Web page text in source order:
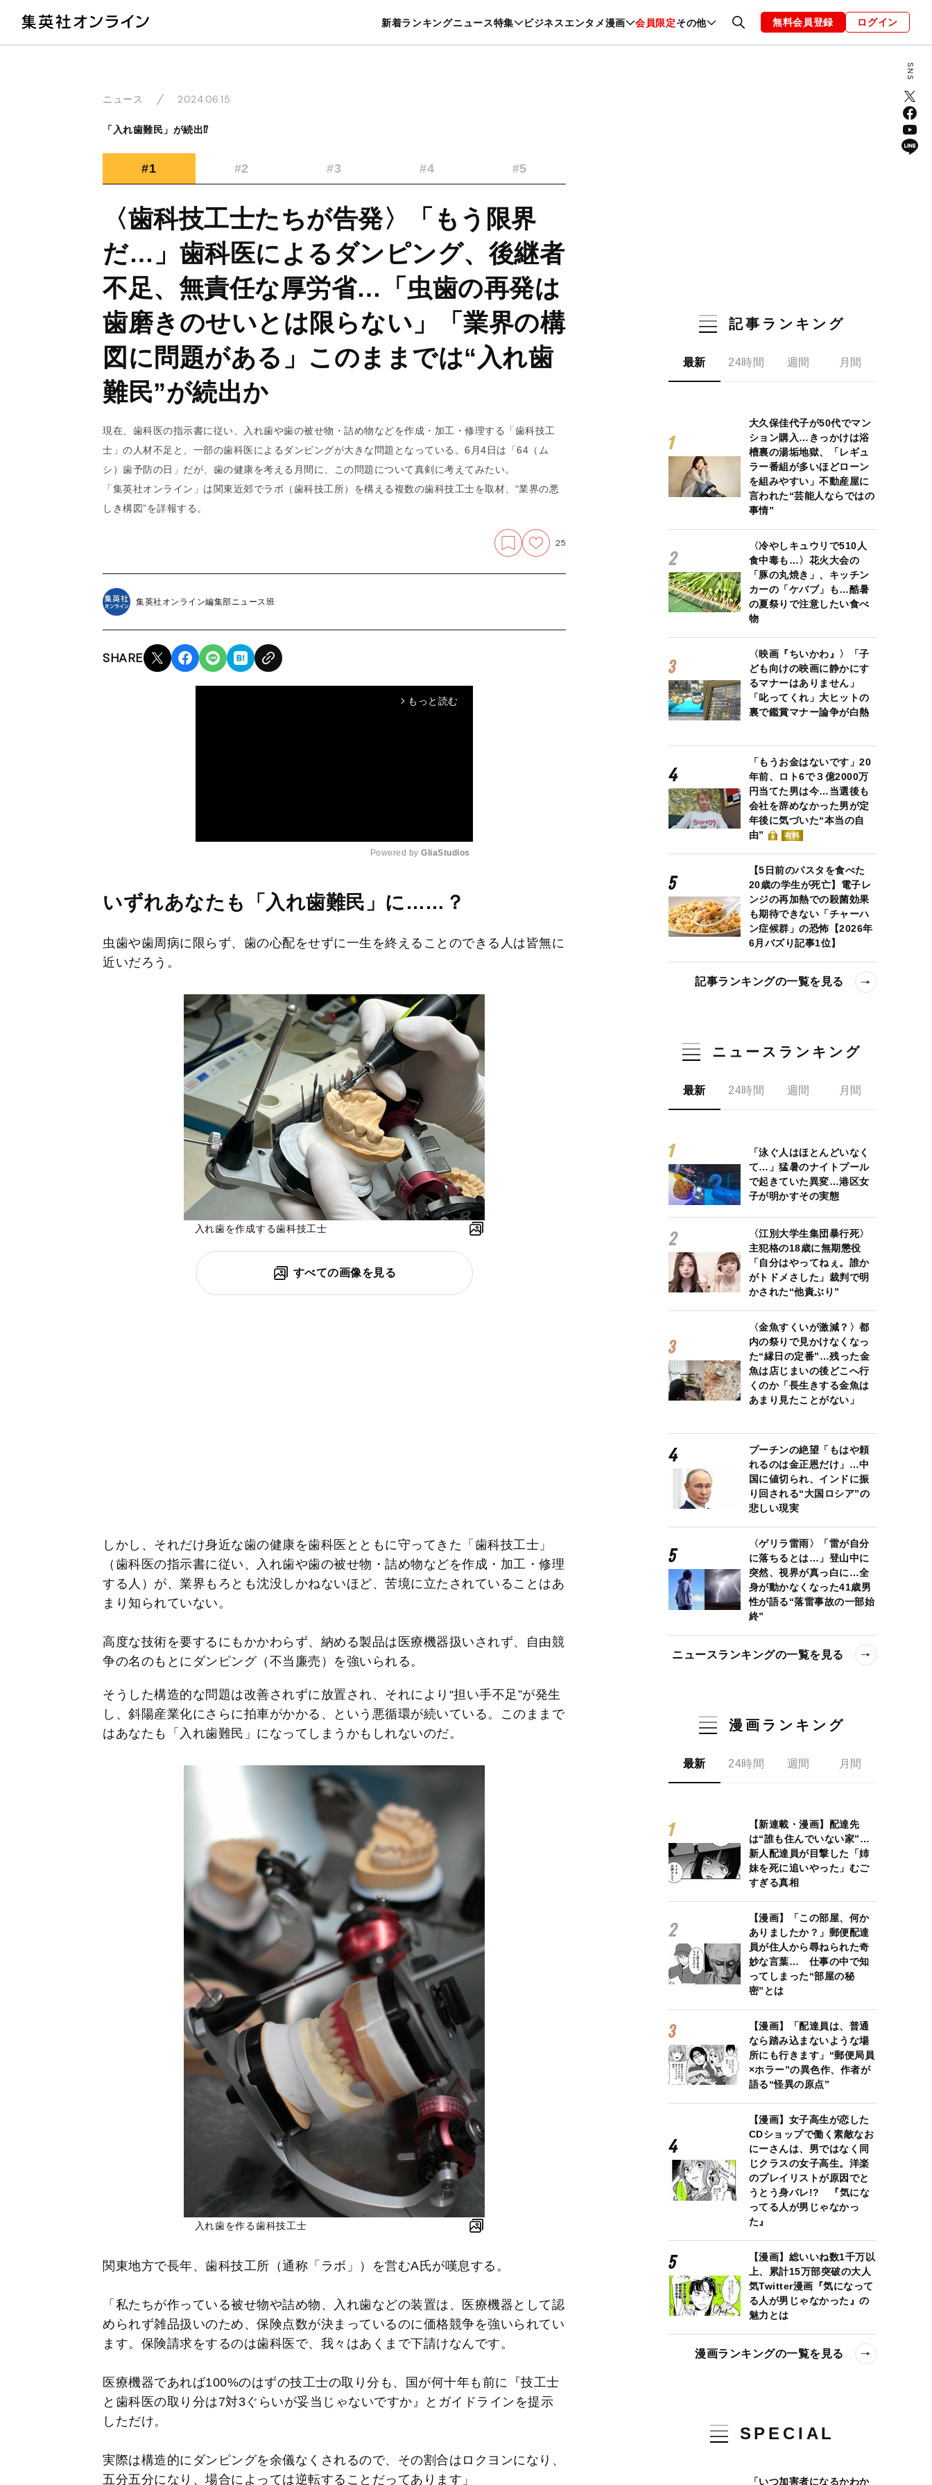
新着ランキングニュース特集 ビジネスエンタメ漫画 会員限定その他
暮らし スポーツ ヘルスケア 美容 グルメ ファッション 恋愛・結婚 編集部 お知らせ
無料会員登録 ログイン
ニュース 2024.06.15
「入れ歯難民」が続出⁉
#1 #2 #3 #4 #5
〈歯科技工士たちが告発〉「もう限界
だ…」歯科医によるダンピング、後継者
不足、無責任な厚労省…「虫歯の再発は
歯磨きのせいとは限らない」「業界の構
図に問題がある」このままでは“入れ歯
難民”が続出か
現在、歯科医の指示書に従い、入れ歯や歯の被せ物・詰め物などを作成・加工・修理する「歯科技工
士」の人材不足と、一部の歯科医によるダンピングが大きな問題となっている。6月4日は「64（ム
シ）歯予防の日」だが、歯の健康を考える月間に、この問題について真剣に考えてみたい。
「集英社オンライン」は関東近郊でラボ（歯科技工所）を構える複数の歯科技工士を取材、“業界の悪
しき構図”を詳報する。
25
集英社オンライン編集部ニュース班
SHARE
arrow_forward_ios もっと読む
u
e
Powered by GliaStudios
いずれあなたも「入れ歯難民」に……？
虫歯や歯周病に限らず、歯の心配をせずに一生を終えることのできる人は皆無に
近いだろう。
入れ歯を作成する歯科技工士
すべての画像を見る
しかし、それだけ身近な歯の健康を歯科医とともに守ってきた「歯科技工士」
（歯科医の指示書に従い、入れ歯や歯の被せ物・詰め物などを作成・加工・修理
する人）が、業界もろとも沈没しかねないほど、苦境に立たされていることはあ
まり知られていない。
高度な技術を要するにもかかわらず、納める製品は医療機器扱いされず、自由競
争の名のもとにダンピング（不当廉売）を強いられる。
そうした構造的な問題は改善されずに放置され、それにより“担い手不足”が発生
し、斜陽産業化にさらに拍車がかかる、という悪循環が続いている。このままで
はあなたも「入れ歯難民」になってしまうかもしれないのだ。
入れ歯を作る歯科技工士
関東地方で長年、歯科技工所（通称「ラボ」）を営むA氏が嘆息する。
「私たちが作っている被せ物や詰め物、入れ歯などの装置は、医療機器として認
められず雑品扱いのため、保険点数が決まっているのに価格競争を強いられてい
ます。保険請求をするのは歯科医で、我々はあくまで下請けなんです。
医療機器であれば100%のはずの技工士の取り分も、国が何十年も前に『技工士
と歯科医の取り分は7対3ぐらいが妥当じゃないですか』とガイドラインを提示
しただけ。
実際は構造的にダンピングを余儀なくされるので、その割合はロクヨンになり、
五分五分になり、場合によっては逆転することだってあります」
記事ランキング
最新 24時間 週間 月間
大久保佳代子が50代でマン
ション購入…きっかけは浴
槽裏の湯垢地獄、「レギュ
ラー番組が多いほどローン
を組みやすい」不動産屋に
言われた“芸能人ならではの
事情”
〈冷やしキュウリで510人
食中毒も…〉花火大会の
「豚の丸焼き」、キッチン
カーの「ケバブ」も…酷暑
の夏祭りで注意したい食べ
物
〈映画『ちいかわ』〉「子
ども向けの映画に静かにす
るマナーはありません」
「叱ってくれ」大ヒットの
裏で鑑賞マナー論争が白熱
「もうお金はないです」20
年前、ロト6で３億2000万
円当てた男は今…当選後も
会社を辞めなかった男が定
年後に気づいた“本当の自
由”
有料
【5日前のパスタを食べた
20歳の学生が死亡】電子レ
ンジの再加熱での殺菌効果
も期待できない「チャーハ
ン症候群」の恐怖【2026年
6月バズり記事1位】
記事ランキングの一覧を見る
ニュースランキング
最新 24時間 週間 月間
「泳ぐ人はほとんどいなく
て…」猛暑のナイトプール
で起きていた異変…港区女
子が明かすその実態
〈江別大学生集団暴行死〉
主犯格の18歳に無期懲役
「自分はやってねぇ。誰か
がトドメさした」裁判で明
かされた“他責ぶり”
〈金魚すくいが激減？〉都
内の祭りで見かけなくなっ
た“縁日の定番”…残った金
魚は店じまいの後どこへ行
くのか「長生きする金魚は
あまり見たことがない」
プーチンの絶望「もはや頼
れるのは金正恩だけ」…中
国に値切られ、インドに振
り回される“大国ロシア”の
悲しい現実
〈ゲリラ雷雨〉「雷が自分
に落ちるとは…」登山中に
突然、視界が真っ白に…全
身が動かなくなった41歳男
性が語る“落雷事故の一部始
終”
ニュースランキングの一覧を見る
漫画ランキング
最新 24時間 週間 月間
【新連載・漫画】配達先
は“誰も住んでいない家”…
新人配達員が目撃した「姉
妹を死に追いやった」むご
すぎる真相
【漫画】「この部屋、何か
ありましたか？」郵便配達
員が住人から尋ねられた奇
妙な言葉… 仕事の中で知
ってしまった“部屋の秘
密”とは
【漫画】「配達員は、普通
なら踏み込まないような場
所にも行きます」“郵便局員
×ホラー”の異色作、作者が
語る“怪異の原点”
【漫画】女子高生が恋した
CDショップで働く素敵なお
にーさんは、男ではなく同
じクラスの女子高生。洋楽
のプレイリストが原因でと
うとう身バレ!? 『気にな
ってる人が男じゃなかっ
た』
【漫画】総いいね数1千万以
上、累計15万部突破の大人
気Twitter漫画『気になって
る人が男じゃなかった』の
魅力とは
漫画ランキングの一覧を見る
SPECIAL
「いつ加害者になるかわか